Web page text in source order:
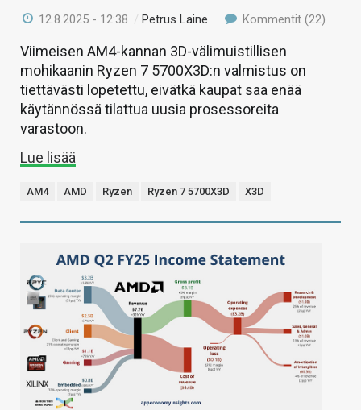
12.8.2025 - 12:38 /Petrus Laine Kommentit (22)
Viimeisen AM4-kannan 3D-välimuistillisen
mohikaanin Ryzen 7 5700X3D:n valmistus on
tiettävästi lopetettu, eivätkä kaupat saa enää
käytännössä tilattua uusia prosessoreita
varastoon.
Lue lisää
AM4 AMD Ryzen Ryzen 7 5700X3D X3D